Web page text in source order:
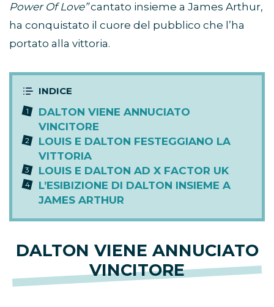
Power Of Love”cantato insieme a James Arthur,
ha conquistato il cuore del pubblico che l’ha
portato alla vittoria.
DALTON VIENE ANNUCIATO
VINCITORE
LOUIS E DALTON FESTEGGIANO LA
VITTORIA
LOUIS E DALTON AD X FACTOR UK
L’ESIBIZIONE DI DALTON INSIEME A
JAMES ARTHUR
DALTON VIENE ANNUCIATO
VINCITORE